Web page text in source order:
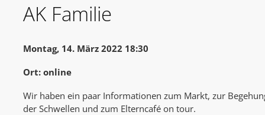
AK Familie
Montag, 14. März 2022 18:30
Ort: online
Wir haben ein paar Informationen zum Markt, zur
der Schwellen und zum Elterncafé on tour.